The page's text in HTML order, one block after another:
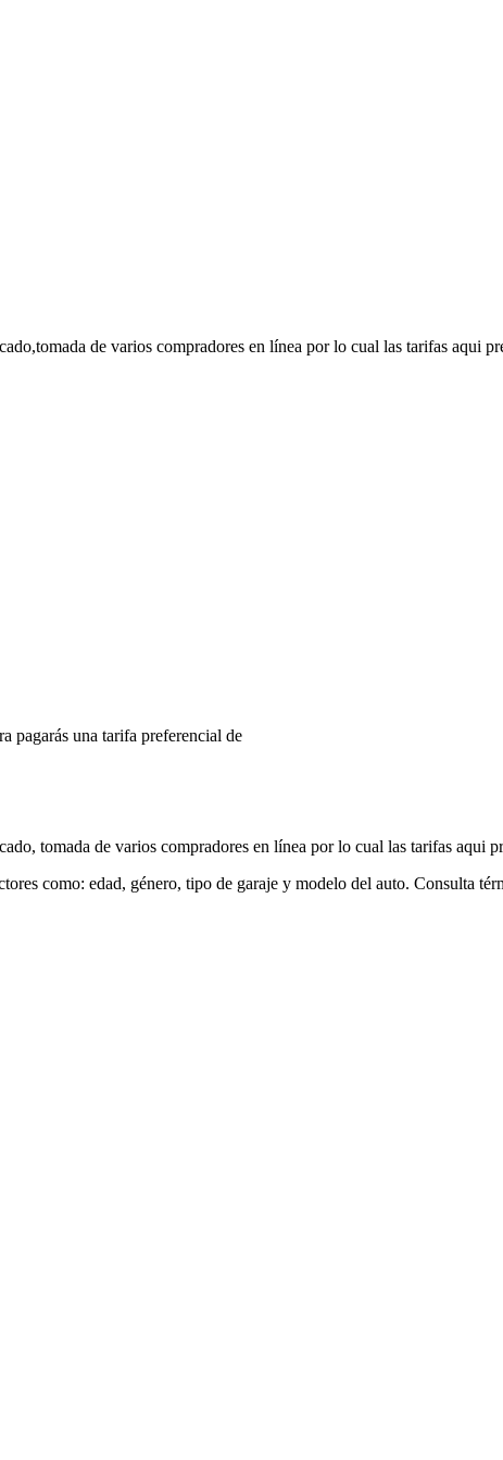
de varios compradores en línea por lo cual las tarifas aqui
pagarás una tarifa preferencial de
tomada de varios compradores en línea por lo cual las tarifas aqui
como: edad, género, tipo de garaje y modelo del auto. Consulta